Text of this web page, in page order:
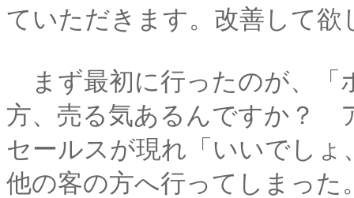
ていただきます。改善して欲
まず最初に行ったのが、
方、売る気あるんですか？
セールスが現れ「いいでし
他の客の方へ行ってしまっ